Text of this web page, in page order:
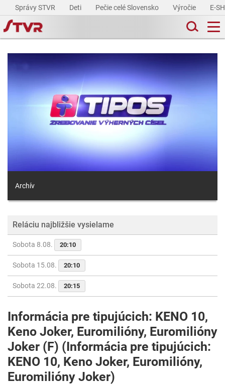
Správy STVR Deti Pečie celé Slovensko Výročie E-
Archív
Reláciu najbližšie vysielame
Sobota 8.08. 20:10
Sobota 15.08. 20:10
Sobota 22.08. 20:15
Informácia pre tipujúcich: KENO 10,
Keno Joker, Euromilióny, Euromilióny
Joker (F) (Informácia pre tipujúcich:
KENO 10, Keno Joker, Euromilióny,
Euromilióny Joker)